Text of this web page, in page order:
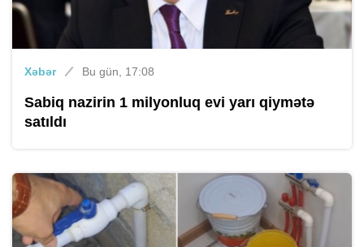
Xəbər Bu gün, 17:08
Sabiq nazirin 1 milyonluq evi yarı qiymətə
satıldı